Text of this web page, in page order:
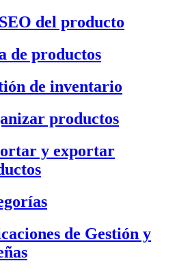
SEO del producto
de productos
de inventario
productos
y exportar
de Gestión y